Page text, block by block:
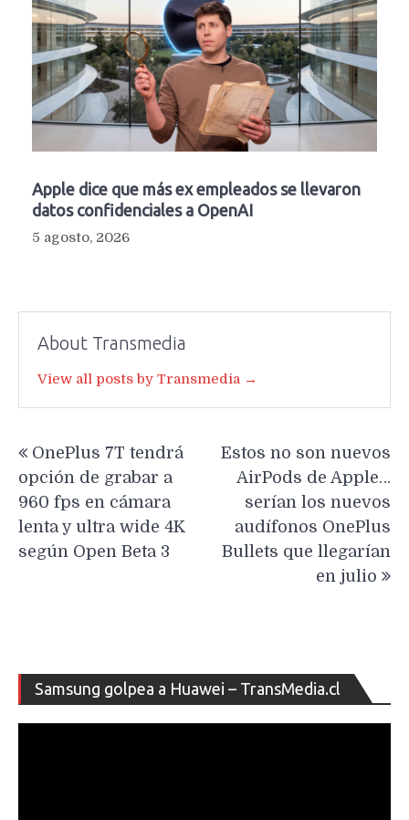
Apple dice que más ex empleados se llevaron
datos confidenciales a OpenAI
5 agosto, 2026
About Transmedia
View all posts by Transmedia →
de
entradas
OnePlus 7T tendrá
opción de grabar a
960 fps en cámara
lenta y ultra wide 4K
según Open Beta 3
Estos no son nuevos
AirPods de Apple…
serían los nuevos
audífonos OnePlus
Bullets que llegarían
en julio
Samsung golpea a Huawei – TransMedia.cl
de